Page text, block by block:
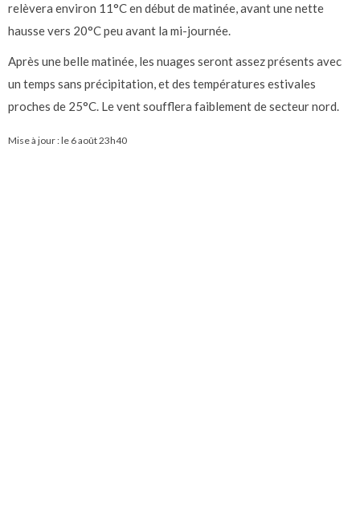
relèvera environ 11°C en début de matinée, avant une nette
hausse vers 20°C peu avant la mi-journée.
Après une belle matinée, les nuages seront assez présents avec
un temps sans précipitation, et des températures estivales
proches de 25°C. Le vent soufflera faiblement de secteur nord.
Mise à jour : le 6 août 23h40